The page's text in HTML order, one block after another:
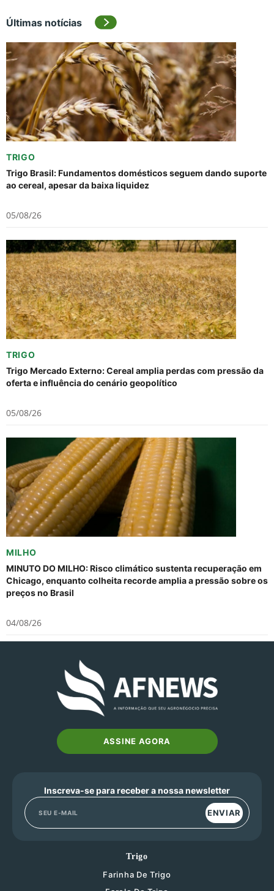
Últimas notícias
TRIGO
Trigo Brasil: Fundamentos domésticos seguem dando suporte
ao cereal, apesar da baixa liquidez
05/08/26
TRIGO
Trigo Mercado Externo: Cereal amplia perdas com pressão da
oferta e influência do cenário geopolítico
05/08/26
MILHO
MINUTO DO MILHO: Risco climático sustenta recuperação em
Chicago, enquanto colheita recorde amplia a pressão sobre os
preços no Brasil
04/08/26
ASSINE AGORA
Inscreva-se para receber a nossa newsletter
ENVIAR
Trigo
Farinha De Trigo